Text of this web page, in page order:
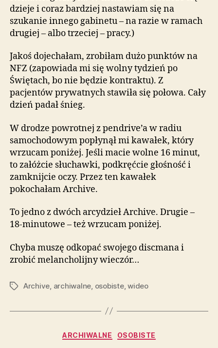
dzieje i coraz bardziej nastawiam się na
szukanie innego gabinetu – na razie w ramach
drugiej – albo trzeciej – pracy.)
Jakoś dojechałam, zrobiłam dużo punktów na
NFZ (zapowiada mi się wolny tydzień po
Świętach, bo nie będzie kontraktu). Z
pacjentów prywatnych stawiła się połowa. Cały
dzień padał śnieg.
W drodze powrotnej z pendrive’a w radiu
samochodowym popłynął mi kawałek, który
wrzucam poniżej. Jeśli macie wolne 16 minut,
to załóżcie słuchawki, podkręćcie głośność i
zamknijcie oczy. Przez ten kawałek
pokochałam Archive.
To jedno z dwóch arcydzieł Archive. Drugie –
18-minutowe – też wrzucam poniżej.
Chyba muszę odkopać swojego discmana i
zrobić melancholijny wieczór…
TagiArchive archiwalne osobiste,wideo
Kategorie
ARCHIWALNE OSOBISTE